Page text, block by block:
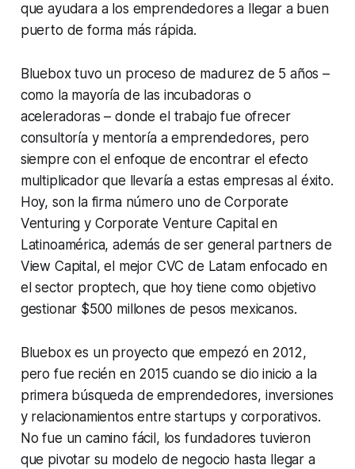
que ayudara a los emprendedores a llegar a buen
puerto de forma más rápida.
Bluebox tuvo un proceso de madurez de 5 años –
como la mayoría de las incubadoras o
aceleradoras – donde el trabajo fue ofrecer
consultoría y mentoría a emprendedores, pero
siempre con el enfoque de encontrar el efecto
multiplicador que llevaría a estas empresas al éxito.
Hoy, son la firma número uno deCorporate
Venturingy Corporate Venture Capital en
Latinoamérica, además de ser general partners de
View Capital, el mejor CVC de Latam enfocado en
el sector proptech,que hoy tiene como objetivo
gestionar $500 millones de pesos mexicanos.
Bluebox es un proyecto que empezó en 2012,
pero fue recién en 2015 cuando se dio inicio a la
primera búsqueda de emprendedores, inversiones
y relacionamientos entrestartups y corporativos.
No fue un camino fácil, los fundadores tuvieron
que pivotar su modelo de negocio hasta llegar a